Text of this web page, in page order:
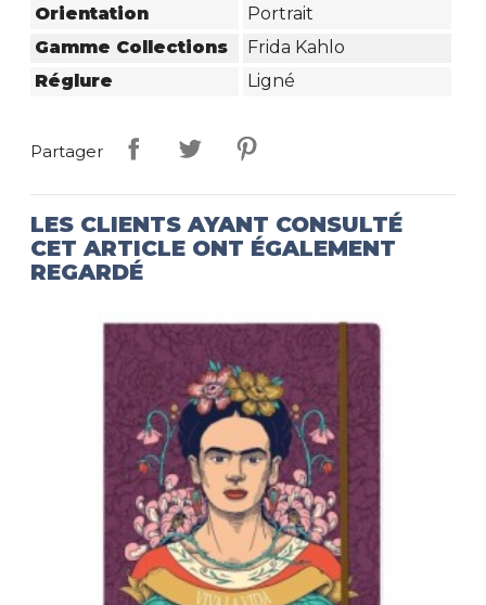
Orientation
Portrait
Gamme Collections
Frida Kahlo
Réglure
Ligné
Partager
LES CLIENTS AYANT CONSULTÉ
CET ARTICLE ONT ÉGALEMENT
REGARDÉ